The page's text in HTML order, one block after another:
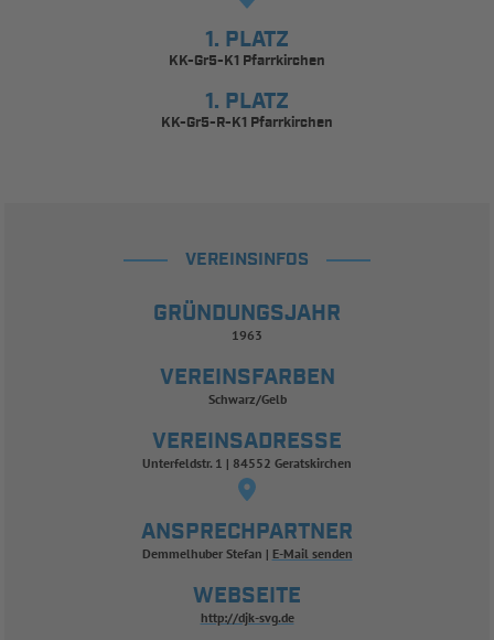
1. PLATZ
KK-Gr5-K1 Pfarrkirchen
1. PLATZ
KK-Gr5-R-K1 Pfarrkirchen
VEREINSINFOS
GRÜNDUNGSJAHR
1963
VEREINSFARBEN
Schwarz/Gelb
VEREINSADRESSE
Unterfeldstr. 1 | 84552 Geratskirchen
ANSPRECHPARTNER
Demmelhuber Stefan E-Mail senden
WEBSEITE
http://djk-svg.de